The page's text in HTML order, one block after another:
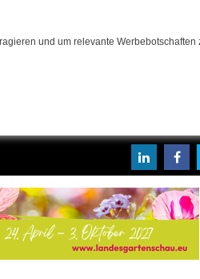
und um relevante